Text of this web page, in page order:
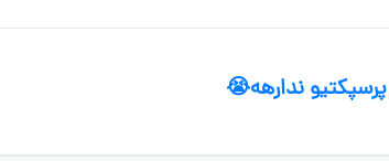
ندارهه😭